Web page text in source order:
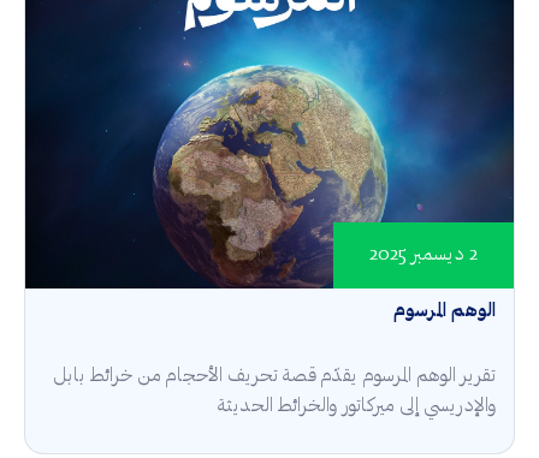
الوهم المرسوم
2 ديسمبر 2025
تقرير الوهم المرسوم يقدّم قصة تحريف الأحجام من خرائط بابل
والإدريسي إلى ميركاتور والخرائط الحديثة